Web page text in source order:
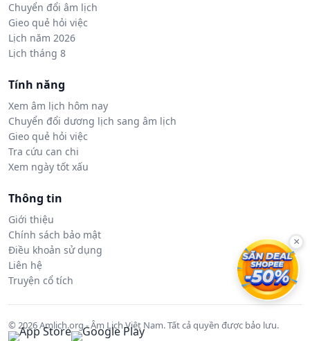
Chuyển đổi âm lịch
Gieo quẻ hỏi việc
Lịch năm 2026
Lịch tháng 8
Tính năng
Xem âm lịch hôm nay
Chuyển đổi dương lịch sang âm lịch
Gieo quẻ hỏi việc
Tra cứu can chi
Xem ngày tốt xấu
Thông tin
Giới thiệu
Chính sách bảo mật
Điều khoản sử dụng
Liên hệ
Truyện cổ tích
© 2026 Amlich.org - Âm Lịch Việt Nam. Tất cả quyền được bảo lưu.
×